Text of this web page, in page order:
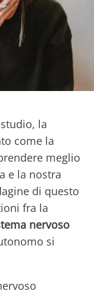
la
come la
meglio
e la nostra
di questo
fra la
nervoso
si